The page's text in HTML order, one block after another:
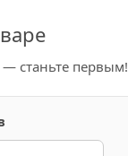
станьте первым!